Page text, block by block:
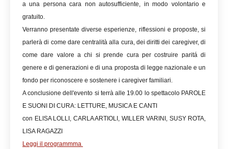
a una persona cara non autosufficiente, in modo volontario e
gratuito.
Verranno presentate diverse esperienze, riflessioni e proposte, si
parlerà di come dare centralità alla cura, dei diritti dei caregiver, di
come dare valore a chi si prende cura per costruire paritá di
genere e di generazioni e di una proposta di legge nazionale e un
fondo per riconoscere e sostenere i caregiver familiari.
A conclusione dell'evento si terrà alle 19.00 lo spettacolo PAROLE
E SUONI DI CURA: LETTURE, MUSICA E CANTI
con ELISA LOLLI, CARLA ARTIOLI, WILLER VARINI, SUSY ROTA,
LISA RAGAZZI
Leggi il programmma